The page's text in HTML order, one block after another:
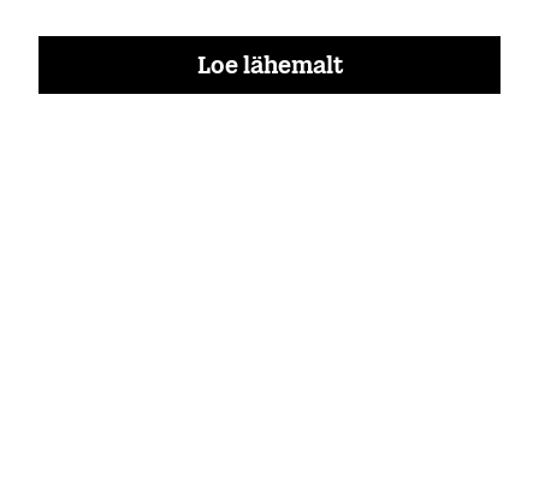
Loe lähemalt